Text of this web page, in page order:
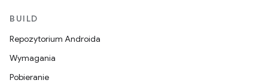
BUILD
Repozytorium Androida
Wymagania
Pobieranie